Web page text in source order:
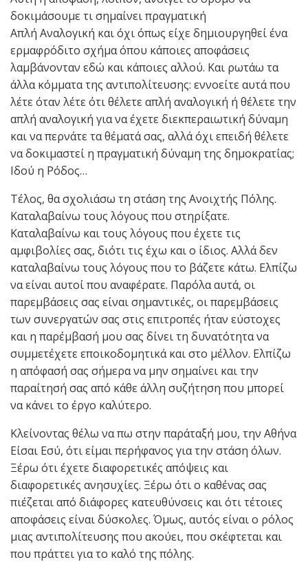
δοκιμάσουμε τι σημαίνει πραγματική
Απλή Αναλογική και όχι όπως είχε δημιουργηθεί ένα
ερμαφρόδιτο σχήμα όπου κάποιες αποφάσεις
λαμβάνονταν εδώ και κάποιες αλλού. Και ρωτάω τα
άλλα κόμματα της αντιπολίτευσης: εννοείτε αυτά που
λέτε όταν λέτε ότι θέλετε απλή αναλογική ή θέλετε την
απλή αναλογική για να έχετε διεκπεραιωτική δύναμη
και να περνάτε τα θέματά σας, αλλά όχι επειδή θέλετε
να δοκιμαστεί η πραγματική δύναμη της δημοκρατίας;
Ιδού η Ρόδος…
Τέλος, θα σχολιάσω τη στάση της Ανοιχτής Πόλης.
Καταλαβαίνω τους λόγους που στηρίξατε.
Καταλαβαίνω και τους λόγους που έχετε τις
αμφιβολίες σας, διότι τις έχω και ο ίδιος. Αλλά δεν
καταλαβαίνω τους λόγους που το βάζετε κάτω. Ελπίζω
να είναι αυτοί που αναφέρατε. Παρόλα αυτά, οι
παρεμβάσεις σας είναι σημαντικές, οι παρεμβάσεις
των συνεργατών σας στις επιτροπές ήταν εύστοχες
και η παρέμβασή μου σας δίνει τη δυνατότητα να
συμμετέχετε εποικοδομητικά και στο μέλλον. Ελπίζω
η απόφασή σας σήμερα να μην σημαίνει και την
παραίτησή σας από κάθε άλλη συζήτηση που μπορεί
να κάνει το έργο καλύτερο.
Κλείνοντας θέλω να πω στην παράταξή μου, την Αθήνα
Είσαι Εσύ, ότι είμαι περήφανος για την στάση όλων.
Ξέρω ότι έχετε διαφορετικές απόψεις και
διαφορετικές ανησυχίες. Ξέρω ότι ο καθένας σας
πιέζεται από διάφορες κατευθύνσεις και ότι τέτοιες
αποφάσεις είναι δύσκολες. Όμως, αυτός είναι ο ρόλος
μιας αντιπολίτευσης που ακούει, που σκέφτεται και
που πράττει για το καλό της πόλης.